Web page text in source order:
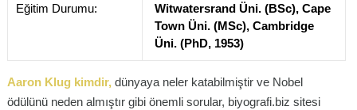
Eğitim Durumu:
Witwatersrand Üni. (BSc), Cape
Town Üni. (MSc), Cambridge
Üni. (PhD, 1953)
Aaron Klug kimdir, dünyaya neler katabilmiştir ve Nobel
ödülünü neden almıştır gibi önemli sorular, biyografi.biz sitesi